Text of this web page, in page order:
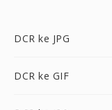
DCR ke JPG
DCR ke GIF